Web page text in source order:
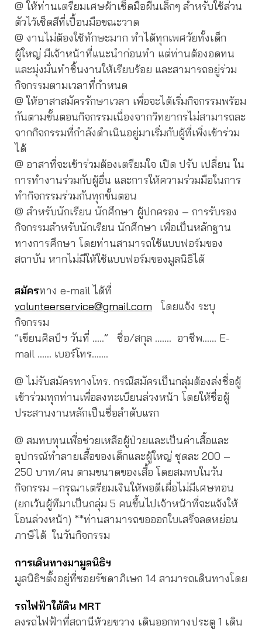
@ ให้ท่านเตรียมเศษผ้าเช็ดมือผืนเล็กๆ สำหรับใช้ส่วน
ตัวไว้เช็ดสีที่เปื้อนมือขณะวาด
@ งานไม่ต้องใช้ทักษะมาก ทำได้ทุกเพศวัยทั้งเด็ก
ผู้ใหญ่ มีเจ้าหน้าที่แนะนำก่อนทำ แต่ท่านต้องอดทน
และมุ่งมั่นทำชิ้นงานให้เรียบร้อย และสามารถอยู่ร่วม
กิจกรรมตามเวลาที่กำหนด
@ ให้อาสาสมัครรักษาเวลา เพื่อจะได้เริ่มกิจกรรมพร้อม
กันตามขั้นตอนกิจกรรมเนื่องจากวิทยากรไม่สามารถละ
จากกิจกรรมที่กำลังดำเนินอยู่มาเริ่มกับผู้ที่เพิ่งเข้าร่วม
ได้
@ อาสาที่จะเข้าร่วมต้องเตรียมใจ เปิด ปรับ เปลี่ยน ใน
การทำงานร่วมกับผู้อื่น และการให้ความร่วมมือในการ
ทำกิจกรรมร่วมกันทุกขั้นตอน
@ สำหรับนักเรียน นักศึกษา ผู้ปกครอง – การรับรอง
กิจกรรมสำหรับนักเรียน นักศึกษา เพื่อเป็นหลักฐาน
ทางการศึกษา โดยท่านสามารถใช้แบบฟอร์มของ
สถาบัน หากไม่มีให้ใช้แบบฟอร์มของมูลนิธิได้
สมัครทาง e-mail ได้ที่
volunteerservice@gmail.com โดยแจ้ง ระบุ
กิจกรรม
“เขียนศิลป์ฯ วันที่ …..” ชื่อ/สกุล ……. อาชีพ…… E-
mail …… เบอร์โทร…….
@ ไม่รับสมัครทางโทร. กรณีสมัครเป็นกลุ่มต้องส่งชื่อผู้
เข้าร่วมทุกท่านเพื่อลงทะเบียนล่วงหน้า โดยให้ชื่อผู้
ประสานงานหลักเป็นชื่อลำดับแรก
@ สมทบทุนเพื่อช่วยเหลือผู้ป่วยและเป็นค่าเสื้อและ
อุปกรณ์ทำลายเสื้อของเด็กและผู้ใหญ่ ชุดละ 200 –
250 บาท/คน ตามขนาดของเสื้อ โดยสมทบในวัน
กิจกรรม –กรุณาเตรียมเงินให้พอดีเผื่อไม่มีเศษทอน
(ยกเว้นผู้ทีมาเป็นกลุ่ม 5 คนขึ้นไปเจ้าหน้าที่จะแจ้งให้
โอนล่วงหน้า) **ท่านสามารถขอออกใบเสร็จลดหย่อน
ภาษีได้ ในวันกิจกรรม
การเดินทางมามูลนิธิฯ
มูลนิธิฯตั้งอยู่ที่ซอยรัชดาภิเษก 14 สามารถเดินทางโดย
รถไฟฟ้าใต้ดิน MRT
ลงรถไฟฟ้าที่สถานีห้วยขวาง เดินออกทางประตู 1 เดิน